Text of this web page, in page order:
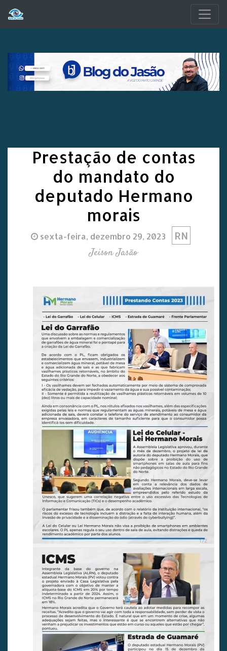
Prestação de contas
do mandato do
deputado Hermano
morais
sexta-feira, dezembro 29, 2023 RN
Jeison Jasão